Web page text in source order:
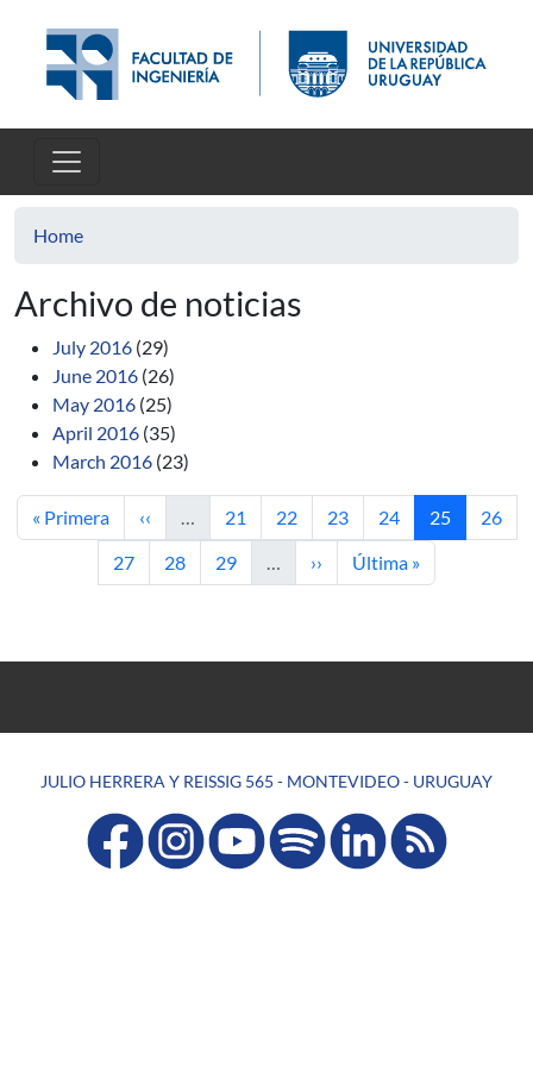
Home
Archivo de noticias
July 2016 (29)
June 2016 (26)
May 2016 (25)
April 2016 (35)
March 2016 (23)
First page
« Primera Previous page
‹‹ … Page
21 Page
22 Page
23 Page
24 Current
25 Page
26
Page
27 Page
28 Page
29 … Next page
›› Last page
Última »
JULIO HERRERA Y REISSIG 565 - MONTEVIDEO - URUGUAY